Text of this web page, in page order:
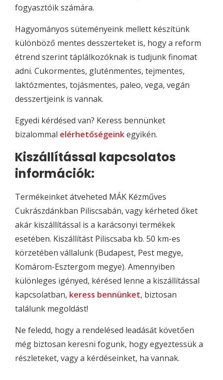
fogyasztóik számára.
Hagyományos süteményeink mellett készítünk
különböző mentes desszerteket is, hogy a reform
étrend szerint táplálkozóknak is tudjunk finomat
adni. Cukormentes, gluténmentes, tejmentes,
laktózmentes, tojásmentes, paleo, vega, vegán
desszertjeink is vannak.
Egyedi kérdésed van? Keress bennünket
bizalommal elérhetőségeinkegyikén.
Kiszállítással kapcsolatos
információk:
Termékeinket átveheted MÁK Kézműves
Cukrászdánkban Piliscsabán, vagy kérheted őket
akár kiszállítással is a karácsonyi termékek
esetében. Kiszállítást Piliscsaba kb. 50 km-es
körzetében vállalunk (Budapest, Pest megye,
Komárom-Esztergom megye). Amennyiben
különleges igényed, kérésed lenne a kiszállítással
kapcsolatban, keress bennünket, biztosan
találunk megoldást!
Ne feledd, hogy a rendelésed leadását követően
még biztosan keresni fogunk, hogy egyeztessük a
részleteket, vagy a kérdéseinket, ha vannak.